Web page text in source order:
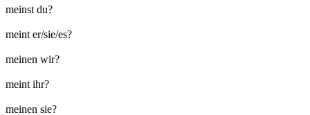
meinst du?
meint er/sie/es?
meinen wir?
meint ihr?
meinen sie?